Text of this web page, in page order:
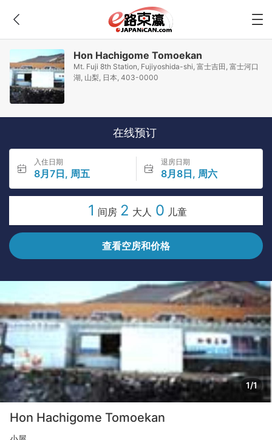
Hon Hachigome Tomoekan
Mt. Fuji 8th Station, Fujiyoshida-shi, 富士吉田, 富士河口
湖, 山梨, 日本, 403-0000
在线预订
入住日期
8月7日, 周五
退房日期
8月8日, 周六
1 间房 2 大人 0 儿童
查看空房和价格
1/1
Hon Hachigome Tomoekan